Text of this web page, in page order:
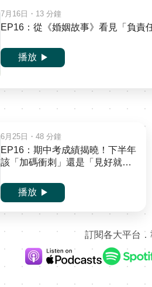
7月16日 ・13 分鐘
EP16：從《婚姻故事》看見「負責
播放
6月25日 ・48 分鐘
EP16：期中考成績揭曉！下半年
該「加碼衝刺」還是「見好就
播放
訂閱各大平台